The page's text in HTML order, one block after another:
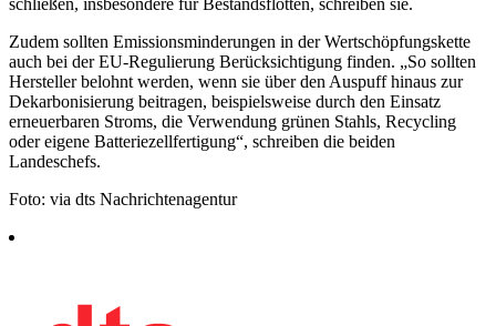
Zudem sollten Emissionsminderungen in der Wertschöpfungskette
auch bei der EU-Regulierung Berücksichtigung finden. „So sollten
Hersteller belohnt werden, wenn sie über den Auspuff hinaus zur
Dekarbonisierung beitragen, beispielsweise durch den Einsatz
erneuerbaren Stroms, die Verwendung grünen Stahls, Recycling
oder eigene Batteriezellfertigung“, schreiben die beiden
Landeschefs.
Foto: via dts Nachrichtenagentur